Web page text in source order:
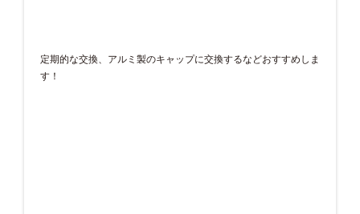
定期的な交換、アルミ製のキャップに交換するなどおすすめしま
す！